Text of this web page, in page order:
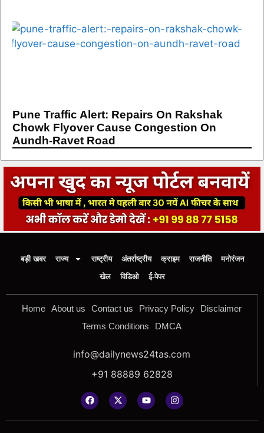
Pune Traffic Alert: Repairs On Rakshak
Chowk Flyover Cause Congestion On
Aundh-Ravet Road
बड़ी खबर राज्य राष्ट्रीय अंतर्राष्ट्रीय क्राइम राजनीति
मनोरंजन
खेल
विडिओ ई-पेपर
Home About us Contact us Privacy Policy
Disclaimer
Terms Conditions
DMCA
info@dailynews24tas.com
+91 88889 62828